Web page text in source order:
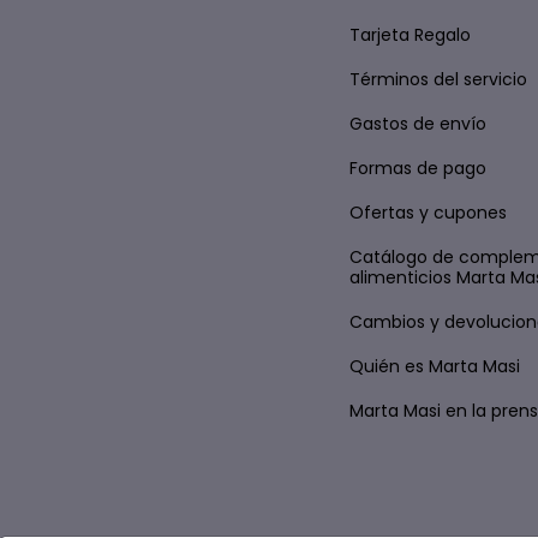
Tarjeta Regalo
Términos del servicio
Gastos de envío
Formas de pago
Ofertas y cupones
Catálogo de
alimenticios Marta
Cambios y
Quién es Marta Masi
Marta Masi en la